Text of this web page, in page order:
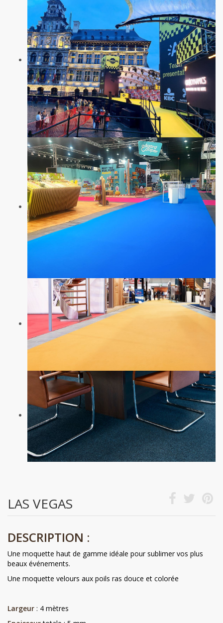
LAS VEGAS
DESCRIPTION :
Une moquette haut de gamme idéale pour sublimer vos plus
beaux événements.
Une moquette velours aux poils ras douce et colorée
Largeur : 4 mètres